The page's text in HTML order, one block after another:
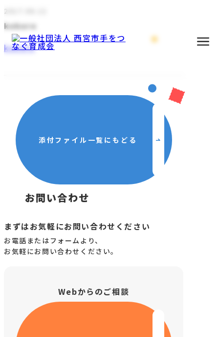
啓発活動
その他活動
2017.06.12
kokoro
kokoro
添付ファイル一覧にもどる
お問い合わせ
まずはお気軽にお問い合わせください
お電話またはフォームより、
お気軽にお問い合わせください。
Webからのご相談